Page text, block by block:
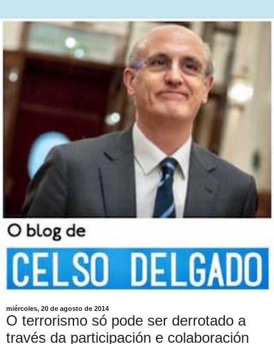
miércoles, 20 de agosto de 2014
O terrorismo só pode ser derrotado a
través da participación e colaboración